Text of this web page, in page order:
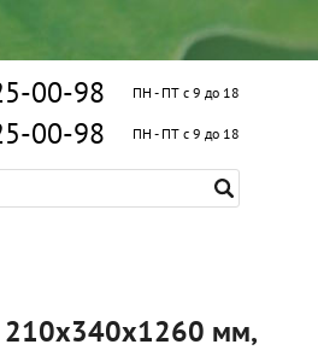
00-98 ПН - ПТ с 9 до 18
00-98 ПН - ПТ с 9 до 18
210х340х1260 мм,